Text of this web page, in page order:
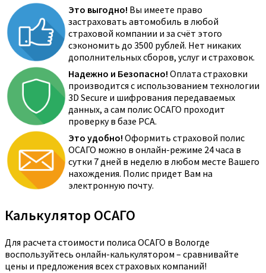
Это выгодно! Вы имеете право
застраховать автомобиль в любой
страховой компании и за счёт этого
сэкономить до 3500 рублей. Нет никаких
дополнительных сборов, услуг и страховок.
Надежно и Безопасно! Оплата страховки
производится с использованием технологии
3D Secure и шифрования передаваемых
данных, а сам полис ОСАГО проходит
проверку в базе РСА.
Это удобно! Оформить страховой полис
ОСАГО можно в онлайн-режиме 24 часа в
сутки 7 дней в неделю в любом месте Вашего
нахождения. Полис придет Вам на
электронную почту.
Калькулятор ОСАГО
Для расчета стоимости полиса ОСАГО в Вологде
воспользуйтесь онлайн-калькулятором – сравнивайте
цены и предложения всех страховых компаний!